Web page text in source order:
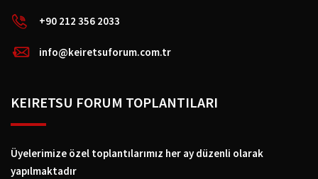
+90 212 356 2033
info@keiretsuforum.com.tr
KEIRETSU FORUM TOPLANTILARI
Üyelerimize özel toplantılarımız her ay düzenli olarak
yapılmaktadır